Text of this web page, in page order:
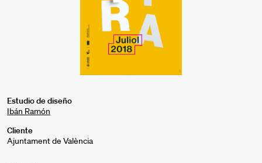
Estudio de diseño
Ibán Ramón
Cliente
Ajuntament de València